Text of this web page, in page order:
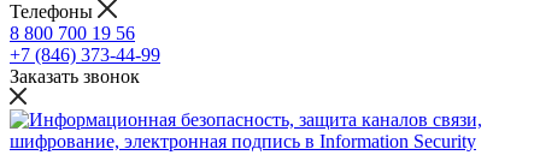
Телефоны
8 800 700 19 56
+7 (846) 373-44-99
Заказать звонок